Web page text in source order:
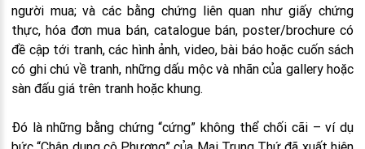
người mua; và các bằng chứng liên quan như giấy chứng
thực, hóa đơn mua bán, catalogue bán, poster/brochure có
đề cập tới tranh, các hình ảnh, video, bài báo hoặc cuốn sách
có ghi chú về tranh, những dấu mộc và nhãn của gallery hoặc
sàn đấu giá trên tranh hoặc khung.
Đó là những bằng chứng “cứng” không thể chối cãi – ví dụ